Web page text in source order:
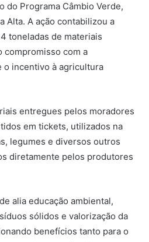
do Programa Câmbio Verde,
Alta. A ação contabilizou a
toneladas de materiais
compromisso com a
o incentivo à agricultura
entregues pelos moradores
em tickets, utilizados na
legumes e diversos outros
diretamente pelos produtores
alia educação ambiental,
sólidos e valorização da
benefícios tanto para o